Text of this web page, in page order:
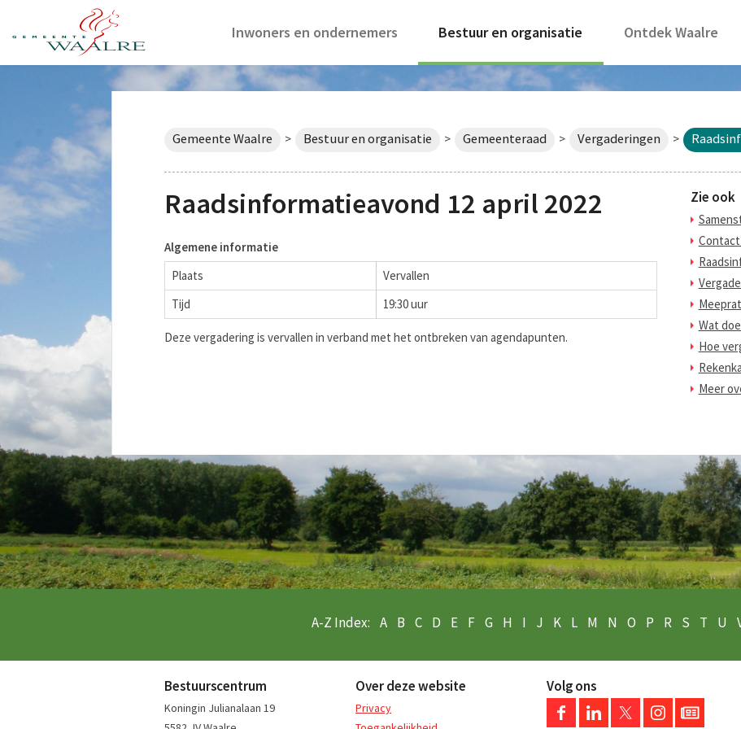
Inwoners en ondernemers Bestuur en organisatie Ontdek Waalre
Gemeente Waalre > Bestuur en organisatie > Gemeenteraad > Vergaderingen >
Raadsinformatieavond 12 april 2022
Algemene informatie
Plaats
Vervallen
Tijd
19:30 uur
Deze vergadering is vervallen in verband met het ontbreken van agendapunten.
Zie ook
Wat
Hoe
Meer
A-Z Index: A B C D E F G H I J K L M N O P R S T U
Bestuurscentrum
Koningin Julianalaan 19
Over deze website
Privacy
Volg ons